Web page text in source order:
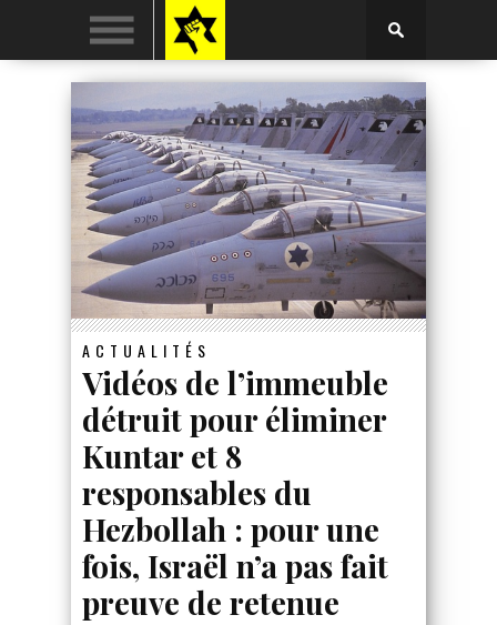
ACTUALITÉS
Vidéos de l’immeuble
détruit pour éliminer
Kuntar et 8
responsables du
Hezbollah : pour une
fois, Israël n’a pas fait
preuve de retenue